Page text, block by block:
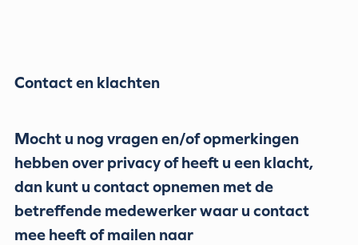
Contact en klachten
Mocht u nog vragen en/of opmerkingen
hebben over privacy of heeft u een klacht,
dan kunt u contact opnemen met de
betreffende medewerker waar u contact
mee heeft of mailen naar